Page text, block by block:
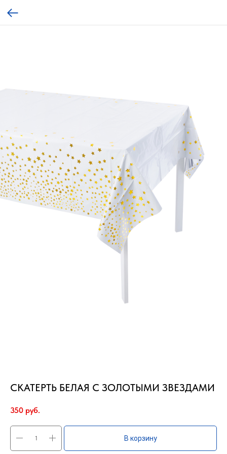
СКАТЕРТЬ БЕЛАЯ С ЗОЛОТЫМИ ЗВЕЗДАМИ
350 руб.
В корзину